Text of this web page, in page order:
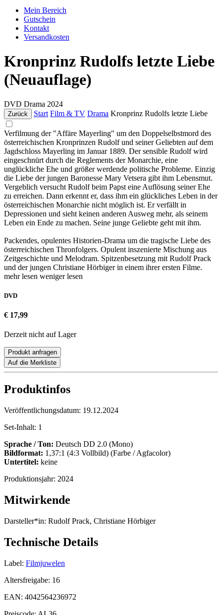
Mein Bereich
Gutschein
Kontakt
Versandkosten
Kronprinz Rudolfs letzte Liebe
(Neuauflage)
DVD Drama 2024
Zurück Start Film & TV Drama Kronprinz Rudolfs letzte Liebe
Verfilmung der "Affäre Mayerling" um den Doppelselbstmord des
österreichischen Kronprinzen Rudolf und seiner Geliebten auf dem
Jagdschloss Mayerling im Januar 1889. Der sensible Rudolf wird
eingeschnürt durch die Reglements der Monarchie, eine
unglückliche Ehe und größer werdende politische Probleme. Einzig
die Liebe der jungen Baronesse Mary Vetsera gibt ihm Lebensmut.
Vergeblich versucht Rudolf beim Papst eine Auflösung seiner Ehe
zu erreichen. Dann erkennt er, dass ihm ein glückliches Leben in der
österreichischen Monarchie nicht möglich ist. Er verfällt in
Depressionen und sieht keinen anderen Ausweg mehr, als seinem
Leben ein Ende zu machen. Seine junge Geliebte geht mit ihm.
Packendes, opulentes Historien-Drama um die tragische Liebe des
österreichischen Thronfolgers. Opulent inszenierte Mischung aus
Zeitgeschichte und Melodram. Spitzenbesetzung mit Rudolf Prack
und der jungen Christiane Hörbiger in einem ihrer ersten Filme.
mehr lesen weniger lesen
DVD
€ 17,99
Derzeit nicht auf Lager
Produkt anfragen
Auf die Merkliste
Produktinfos
Veröffentlichungsdatum: 19.12.2024
Set-Inhalt: 1
Sprache / Ton: Deutsch DD 2.0 (Mono)
Bildformat: 1,37:1 (4:3 Vollbild) (Farbe / Agfacolor)
Untertitel: keine
Produktionsjahr: 2024
Mitwirkende
Darsteller*in: Rudolf Prack, Christiane Hörbiger
Technische Details
Label: Filmjuwelen
Altersfreigabe: 16
EAN: 4042564236972